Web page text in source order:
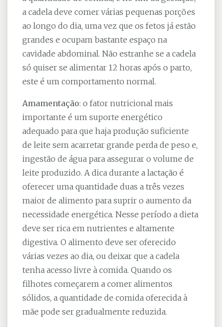
a cadela deve comer várias pequenas porções
ao longo do dia, uma vez que os fetos já estão
grandes e ocupam bastante espaço na
cavidade abdominal. Não estranhe se a cadela
só quiser se alimentar 12 horas após o parto,
este é um comportamento normal.
Amamentação: o fator nutricional mais
importante é um suporte energético
adequado para que haja produção suficiente
de leite sem acarretar grande perda de peso e,
ingestão de água para assegurar o volume de
leite produzido. A dica durante a lactação é
oferecer uma quantidade duas a três vezes
maior de alimento para suprir o aumento da
necessidade energética. Nesse período a dieta
deve ser rica em nutrientes e altamente
digestiva. O alimento deve ser oferecido
várias vezes ao dia, ou deixar que a cadela
tenha acesso livre à comida. Quando os
filhotes começarem a comer alimentos
sólidos, a quantidade de comida oferecida à
mãe pode ser gradualmente reduzida.